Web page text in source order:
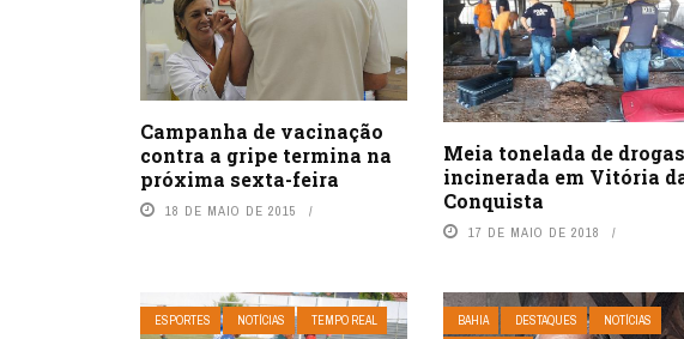
Campanha de vacinação
contra a gripe termina na
próxima sexta-feira
18 DE MAIO DE 2015
Meia tonelada de
incinerada em Vitória
Conquista
17 DE MAIO DE 2018
ESPORTES NOTÍCIAS TEMPO REAL BAHIA DESTAQUES
NOTÍCIAS